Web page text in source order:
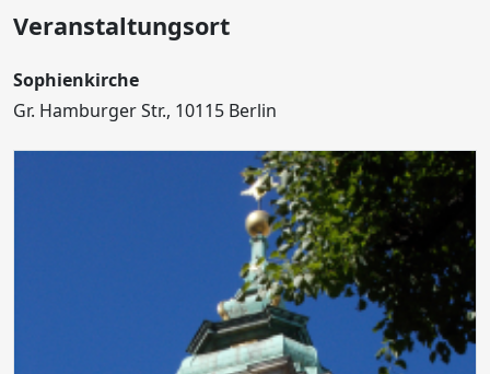
Veranstaltungsort
Sophienkirche
Gr. Hamburger Str., 10115 Berlin